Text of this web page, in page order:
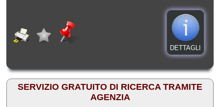
DETTAGLI
SERVIZIO GRATUITO DI RICERCA TRAMITE
AGENZIA